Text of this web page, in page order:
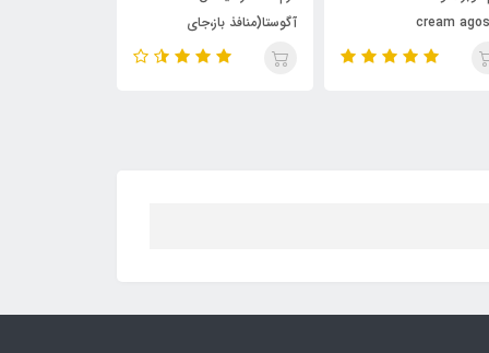
آگوستا(منافذ باز،جای
جوش،لیفتینگ)yasan cream
شماره یک و نیم